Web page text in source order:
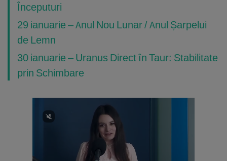
Începuturi
29 ianuarie – Anul Nou Lunar / Anul Șarpelui
de Lemn
30 ianuarie – Uranus Direct în Taur: Stabilitate
prin Schimbare